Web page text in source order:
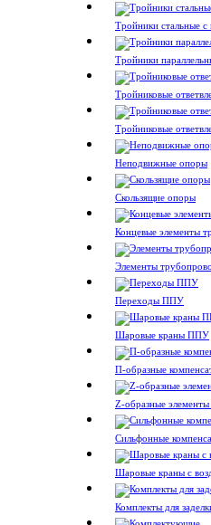
Тройники стальные
Тройники
Тройниковые
Тройниковые
Неподвижные опоры
Скользящие опоры
Концевые элементы
Элементы
Переходы ППУ
Шаровые краны ППУ
П-образные
Z-образные
Сильфонные
Шаровые краны с
Комплекты для